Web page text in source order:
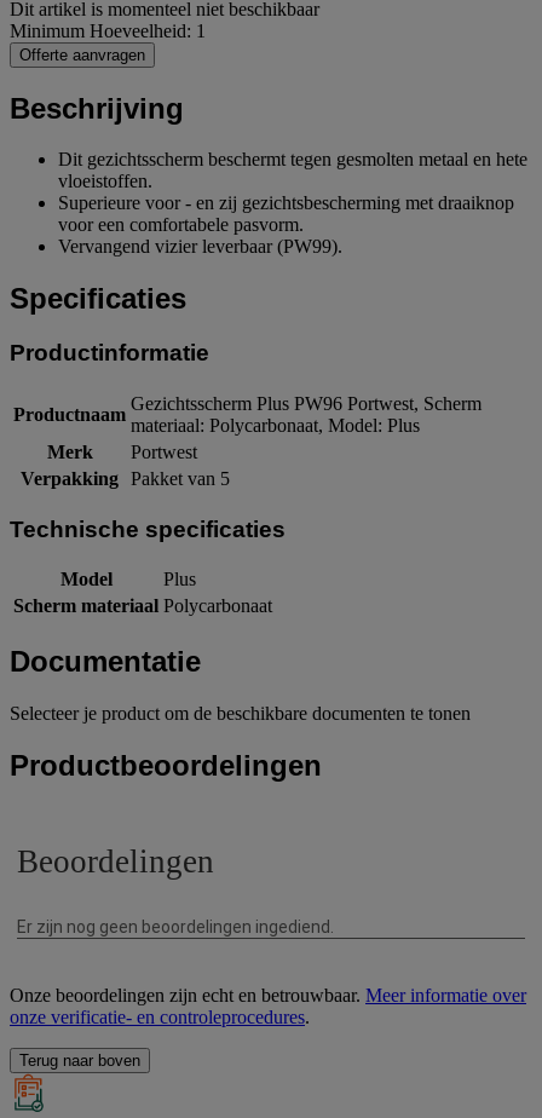
Dit artikel is momenteel niet beschikbaar
Minimum Hoeveelheid: 1
Offerte aanvragen
Beschrijving
Dit gezichtsscherm beschermt tegen gesmolten metaal en hete
vloeistoffen.
Superieure voor - en zij gezichtsbescherming met draaiknop
voor een comfortabele pasvorm.
Vervangend vizier leverbaar (PW99).
Specificaties
Productinformatie
Productnaam
Gezichtsscherm Plus PW96 Portwest, Scherm
materiaal: Polycarbonaat, Model: Plus
Merk
Portwest
Verpakking Pakket van 5
Technische specificaties
Model
Plus
Scherm materiaal Polycarbonaat
Documentatie
Selecteer je product om de beschikbare documenten te tonen
Productbeoordelingen
Onze beoordelingen zijn echt en betrouwbaar. Meer informatie over
onze verificatie- en controleprocedures.
Terug naar boven